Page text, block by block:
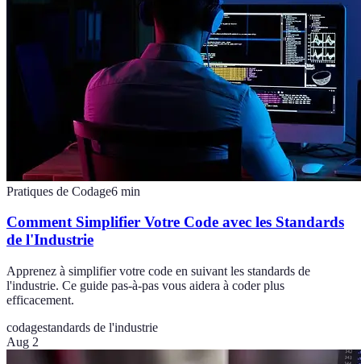
Pratiques de Codage6 min
Comment Simplifier Votre Code avec les Standards
de l'Industrie
Apprenez à simplifier votre code en suivant les standards de
l'industrie. Ce guide pas-à-pas vous aidera à coder plus
efficacement.
codagestandards de l'industrie
Aug 2